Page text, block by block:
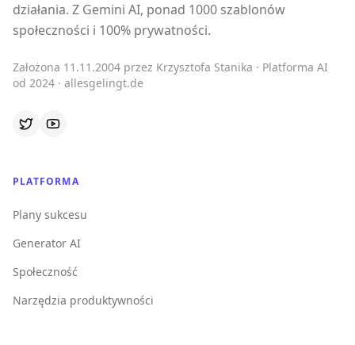
działania. Z Gemini AI, ponad 1000 szablonów
społeczności i 100% prywatności.
Założona 11.11.2004 przez Krzysztofa Stanika · Platforma AI
od 2024 · allesgelingt.de
PLATFORMA
Plany sukcesu
Generator AI
Społeczność
Narzędzia produktywności